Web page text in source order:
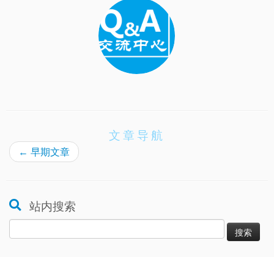
文章导航
← 早期文章
站内搜索
索：